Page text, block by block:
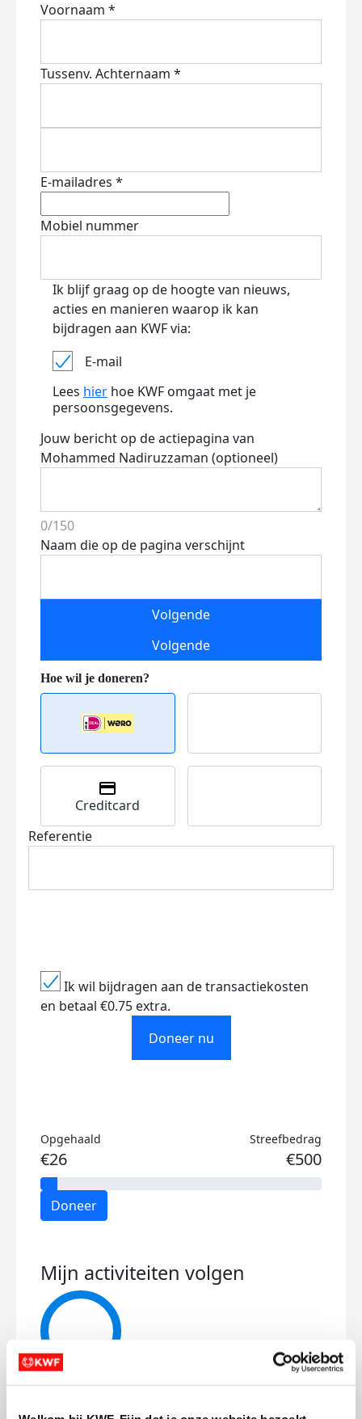
Voornaam *
Tussenv. Achternaam *
E-mailadres *
Mobiel nummer
Ik blijf graag op de hoogte van nieuws,
acties en manieren waarop ik kan
bijdragen aan KWF via:
E-mail
Lees hier hoe KWF omgaat met je
persoonsgegevens.
Jouw bericht op de actiepagina van
Mohammed Nadiruzzaman (optioneel)
0/150
Naam die op de pagina verschijnt
Volgende
Volgende
Creditcard
Referentie
Ik wil bijdragen aan de transactiekosten
en betaal €0.75 extra.
Doneer nu
Opgehaald
€26
Streefbedrag
€500
Doneer
Mijn activiteiten volgen
561